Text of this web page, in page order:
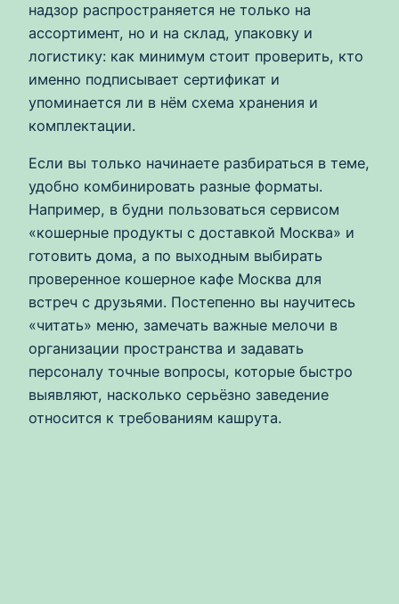
надзор распространяется не только на
ассортимент, но и на склад, упаковку и
логистику: как минимум стоит проверить, кто
именно подписывает сертификат и
упоминается ли в нём схема хранения и
комплектации.
Если вы только начинаете разбираться в теме,
удобно комбинировать разные форматы.
Например, в будни пользоваться сервисом
«кошерные продукты с доставкой Москва» и
готовить дома, а по выходным выбирать
проверенное кошерное кафе Москва для
встреч с друзьями. Постепенно вы научитесь
«читать» меню, замечать важные мелочи в
организации пространства и задавать
персоналу точные вопросы, которые быстро
выявляют, насколько серьёзно заведение
относится к требованиям кашрута.